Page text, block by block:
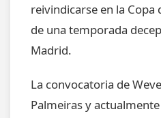
reivindicarse en la Copa
de una temporada
Madrid.
La convocatoria de
Palmeiras y